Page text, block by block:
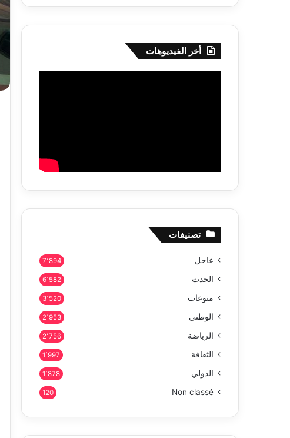
أخر الفيديوهات
تصنيفات
عاجل 7٬894
الحدث 6٬582
منوعات 3٬520
الوطني 2٬953
الرياضة 2٬756
الثقافة 1٬997
الدولي 1٬878
Non classé
120